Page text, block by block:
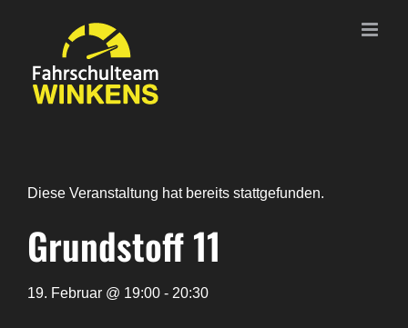
springen
Diese Veranstaltung hat bereits stattgefunden.
Grundstoff 11
19. Februar @ 19:00 - 20:30